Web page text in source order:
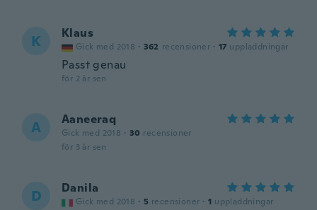
K Klaus
Gick med 2018 · 362 recensioner · 17 uppladdningar
Passt genau
för 2 år sen
A Aaneeraq
Gick med 2018 · 30 recensioner
för 3 år sen
D Danila
Gick med 2018 · 5 recensioner · 1 uppladdningar